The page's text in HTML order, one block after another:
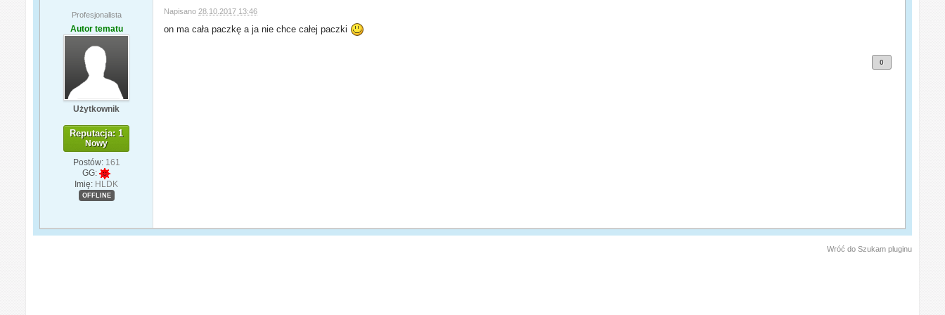
Profesjonalista
Autor tematu
Użytkownik
Reputacja: 1
Nowy
Postów: 161
GG:
Imię: HLDK
OFFLINE
Napisano 28.10.2017 13:46
on ma cała paczkę a ja nie chce całej paczki
0
Wróć do Szukam pluginu